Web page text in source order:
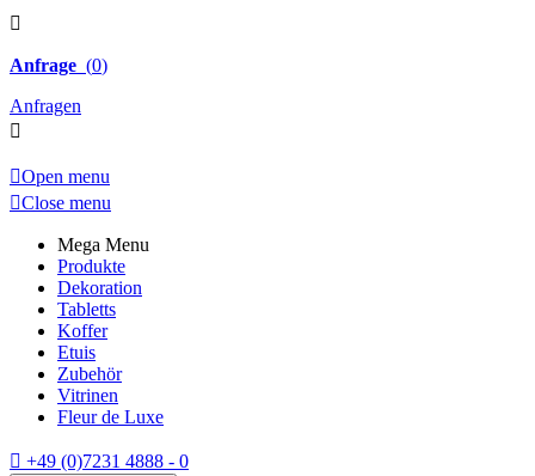

Anfrage (0)
Anfragen

Open menu
Close menu
Mega Menu
Produkte
Dekoration
Tabletts
Koffer
Etuis
Zubehör
Vitrinen
Fleur de Luxe
 +49 (0)7231 4888 - 0